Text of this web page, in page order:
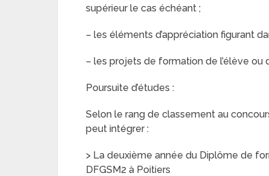
supérieur le cas échéant ;
– les éléments d’appréciation figurant
– les projets de formation de l’élève ou
Poursuite d’études :
Selon le rang de classement au
peut intégrer :
> La deuxième année du Diplôme de
DFGSM2 à Poitiers